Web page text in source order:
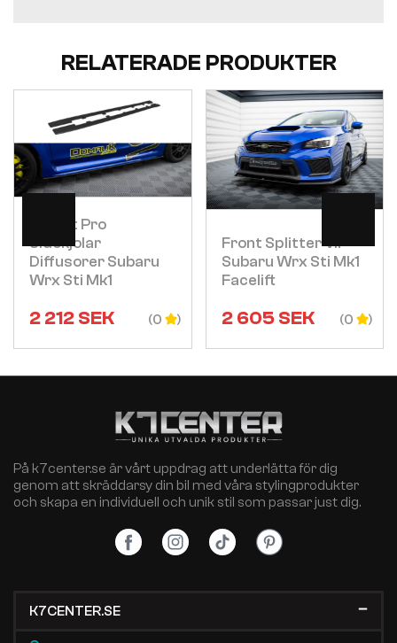
RELATERADE PRODUKTER
Street Pro
Sidokjolar
Diffusorer Subaru
Wrx Sti Mk1
2 212SEK (0
Visa
Front Splitter V.1
Subaru Wrx Sti Mk1
Facelift
2 605SEK (0
Visa
På k7center.se är vårt uppdrag att underlätta för dig
genom att skräddarsy din bil med våra stylingprodukter
och skapa en individuell och unik stil som passar just dig.
K7CENTER.SE